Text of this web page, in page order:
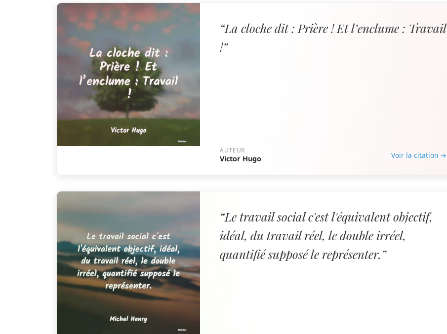
“La cloche dit : Prière ! Et l’enclume : Travail
!”
AUTEUR
Victor Hugo Voir la citation →
“Le travail social c'est l'équivalent objectif,
idéal, du travail réel, le double irréel,
quantifié supposé le représenter.”